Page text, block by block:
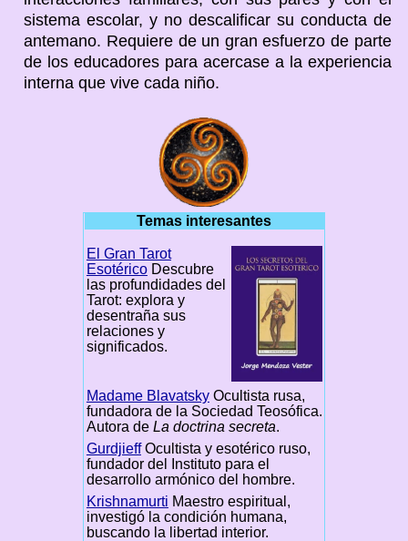
sistema escolar, y no descalificar su conducta de
antemano. Requiere de un gran esfuerzo de parte
de los educadores para acercase a la experiencia
interna que vive cada niño.
Temas interesantes
El Gran Tarot
EsotéricoDescubre
las profundidades del
Tarot: explora y
desentraña sus
relaciones y
significados.
Madame BlavatskyOcultista rusa,
fundadora de la Sociedad Teosófica.
Autora de La doctrina secreta.
GurdjieffOcultista y esotérico ruso,
fundador del Instituto para el
desarrollo armónico del hombre.
Krishnamurti Maestro espiritual,
investigó la condición humana,
buscando la libertad interior.